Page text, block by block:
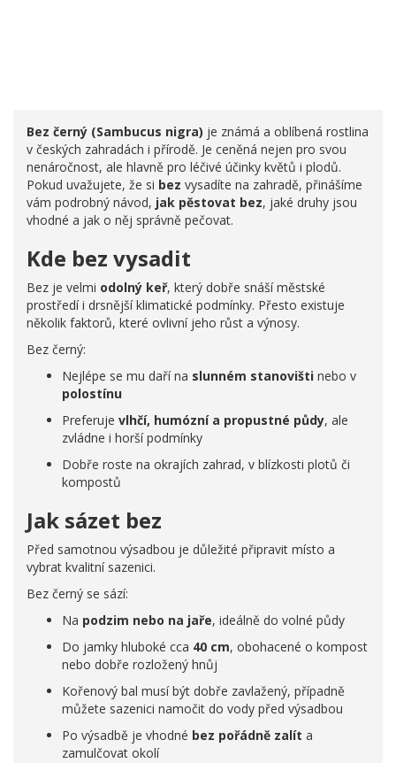
Bez černý (Sambucus nigra) je známá a oblíbená rostlina
v českých zahradách i přírodě. Je ceněná nejen pro svou
nenáročnost, ale hlavně pro léčivé účinky květů i plodů.
Pokud uvažujete, že si bez vysadíte na zahradě, přinášíme
vám podrobný návod, jak pěstovat bez, jaké druhy jsou
vhodné a jak o něj správně pečovat.
Kde bez vysadit
Bez je velmi odolný keř, který dobře snáší městské
prostředí i drsnější klimatické podmínky. Přesto existuje
několik faktorů, které ovlivní jeho růst a výnosy.
Bez černý:
Nejlépe se mu daří na slunném stanovišti nebo v
polostínu
Preferuje vlhčí, humózní a propustné půdy, ale
zvládne i horší podmínky
Dobře roste na okrajích zahrad, v blízkosti plotů či
kompostů
Jak sázet bez
Před samotnou výsadbou je důležité připravit místo a
vybrat kvalitní sazenici.
Bez černý se sází:
Na podzim nebo na jaře, ideálně do volné půdy
Do jamky hluboké cca 40 cm, obohacené o kompost
nebo dobře rozložený hnůj
Kořenový bal musí být dobře zavlažený, případně
můžete sazenici namočit do vody před výsadbou
Po výsadbě je vhodné bez pořádně zalít a
zamulčovat okolí